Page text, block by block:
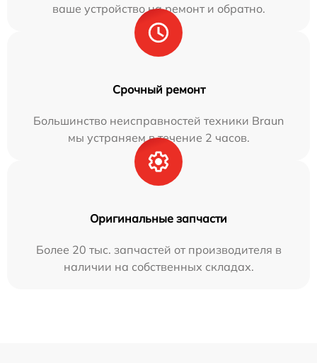
ваше устройство на ремонт и обратно.
Срочный ремонт
Большинство неисправностей техники Braun
мы устраняем в течение 2 часов.
Оригинальные запчасти
Более 20 тыс. запчастей от производителя в
наличии на собственных складах.